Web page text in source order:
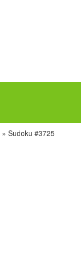
» Sudoku #3725